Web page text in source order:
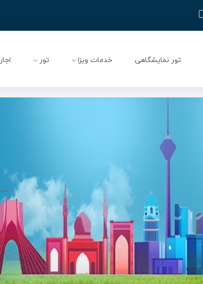
تور نمایشگاهی خدمات ویزا تور